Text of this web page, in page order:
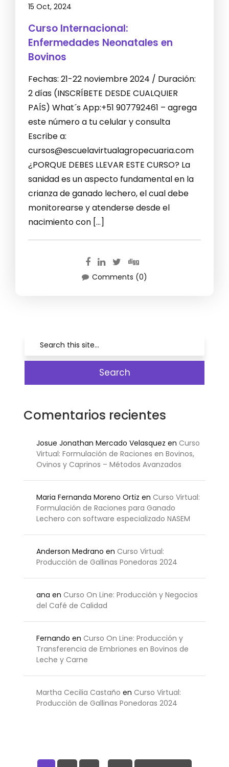
15 Oct, 2024
Curso Internacional:
Enfermedades Neonatales en
Bovinos
Fechas: 21-22 noviembre 2024 / Duración:
2 días (INSCRÍBETE DESDE CUALQUIER
PAÍS) What´s App:+51 907792461 – agrega
este número a tu celular y consulta
Escribe a:
cursos@escuelavirtualagropecuaria.com
¿PORQUE DEBES LLEVAR ESTE CURSO? La
sanidad es un aspecto fundamental en la
crianza de ganado lechero, el cual debe
monitorearse y atenderse desde el
nacimiento con […]
Comments (0)
Comentarios recientes
Josue Jonathan Mercado Velasquez en Curso
Virtual: Formulación de Raciones en Bovinos,
Ovinos y Caprinos – Métodos Avanzados
Maria Fernanda Moreno Ortiz en Curso Virtual:
Formulación de Raciones para Ganado
Lechero con software especializado NASEM
Anderson Medrano en Curso Virtual:
Producción de Gallinas Ponedoras 2024
ana en Curso On Line: Producción y Negocios
del Café de Calidad
Fernando en Curso On Line: Producción y
Transferencia de Embriones en Bovinos de
Leche y Carne
Martha Cecilia Castaño en Curso Virtual:
Producción de Gallinas Ponedoras 2024